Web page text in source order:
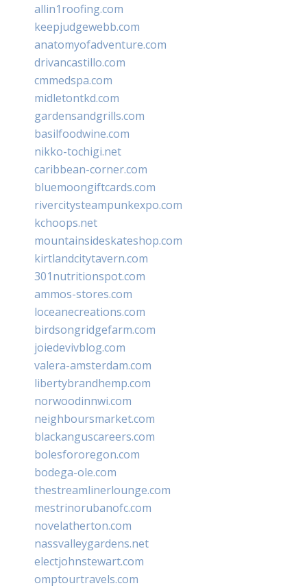
allin1roofing.com
keepjudgewebb.com
anatomyofadventure.com
drivancastillo.com
cmmedspa.com
midletontkd.com
gardensandgrills.com
basilfoodwine.com
nikko-tochigi.net
caribbean-corner.com
bluemoongiftcards.com
rivercitysteampunkexpo.com
kchoops.net
mountainsideskateshop.com
kirtlandcitytavern.com
301nutritionspot.com
ammos-stores.com
loceanecreations.com
birdsongridgefarm.com
joiedevivblog.com
valera-amsterdam.com
libertybrandhemp.com
norwoodinnwi.com
neighboursmarket.com
blackanguscareers.com
bolesfororegon.com
bodega-ole.com
thestreamlinerlounge.com
mestrinorubanofc.com
novelatherton.com
nassvalleygardens.net
electjohnstewart.com
omptourtravels.com